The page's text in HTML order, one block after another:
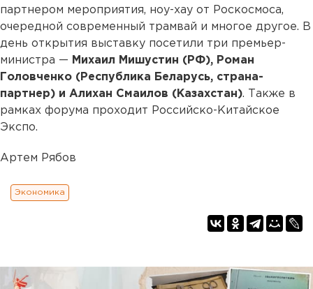
партнером мероприятия, ноу-хау от Роскосмоса,
очередной современный трамвай и многое другое. В
день открытия выставку посетили три премьер-
министра — Михаил Мишустин (РФ), Роман
Головченко (Республика Беларусь, страна-
партнер) и Алихан Смаилов (Казахстан). Также в
рамках форума проходит Российско-Китайское
Экспо.
Артем Рябов
Экономика